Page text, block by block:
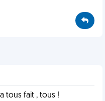
tous fait , tous !